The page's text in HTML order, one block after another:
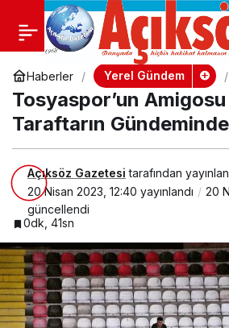
Haberler Yerel Gündem
Tosyaspor’un
Taraftarın Gündeminde
Açıksöz Gazetesi tarafından
20 Nisan 2023, 12:40 yayınlandı
20
güncellendi
0dk, 41sn
Yanan Aracı Tedaş Ekipleri
Söndürdü